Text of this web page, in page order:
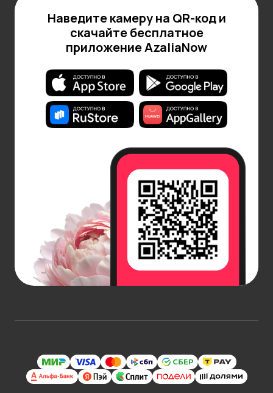
Наведите камеру на QR-код и
скачайте бесплатное
приложение AzaliaNow